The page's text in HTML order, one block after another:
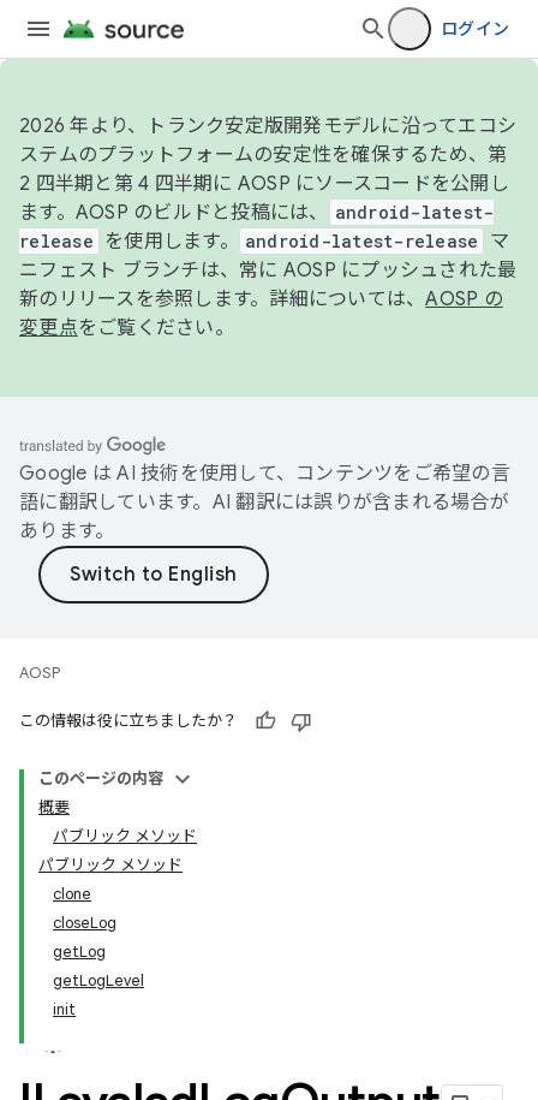
ログイン
2026 年より、トランク安定版開発モデルに沿ってエコシ
ステムのプラットフォームの安定性を確保するため、第
2 四半期と第 4 四半期に AOSP にソースコードを公開し
ます。AOSP のビルドと投稿には、
android-latest-
release
を使用します。 android-latest-release
マ
ニフェスト ブランチは、常に AOSP にプッシュされた最
新のリリースを参照します。詳細については、AOSP の
変更点をご覧ください。
Google は AI 技術を使用して、コンテンツをご希望の言
語に翻訳しています。AI 翻訳には誤りが含まれる場合が
あります。
AOSP
この情報は役に立ちましたか？
このページの内容
概要
パブリック メソッド
パブリック メソッド
clone
closeLog
getLog
getLogLevel
init